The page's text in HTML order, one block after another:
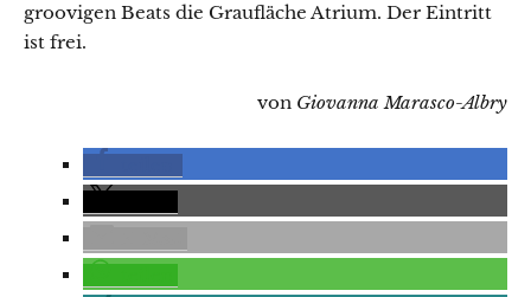
groovigen Beats die Graufläche Atrium. Der Eintritt
ist frei.
von Giovanna Marasco-Albry